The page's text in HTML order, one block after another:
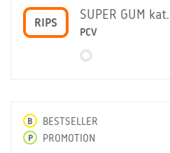
RIPS
SUPER GUM kat. I
PCV
B BESTSELLER
P PROMOTION